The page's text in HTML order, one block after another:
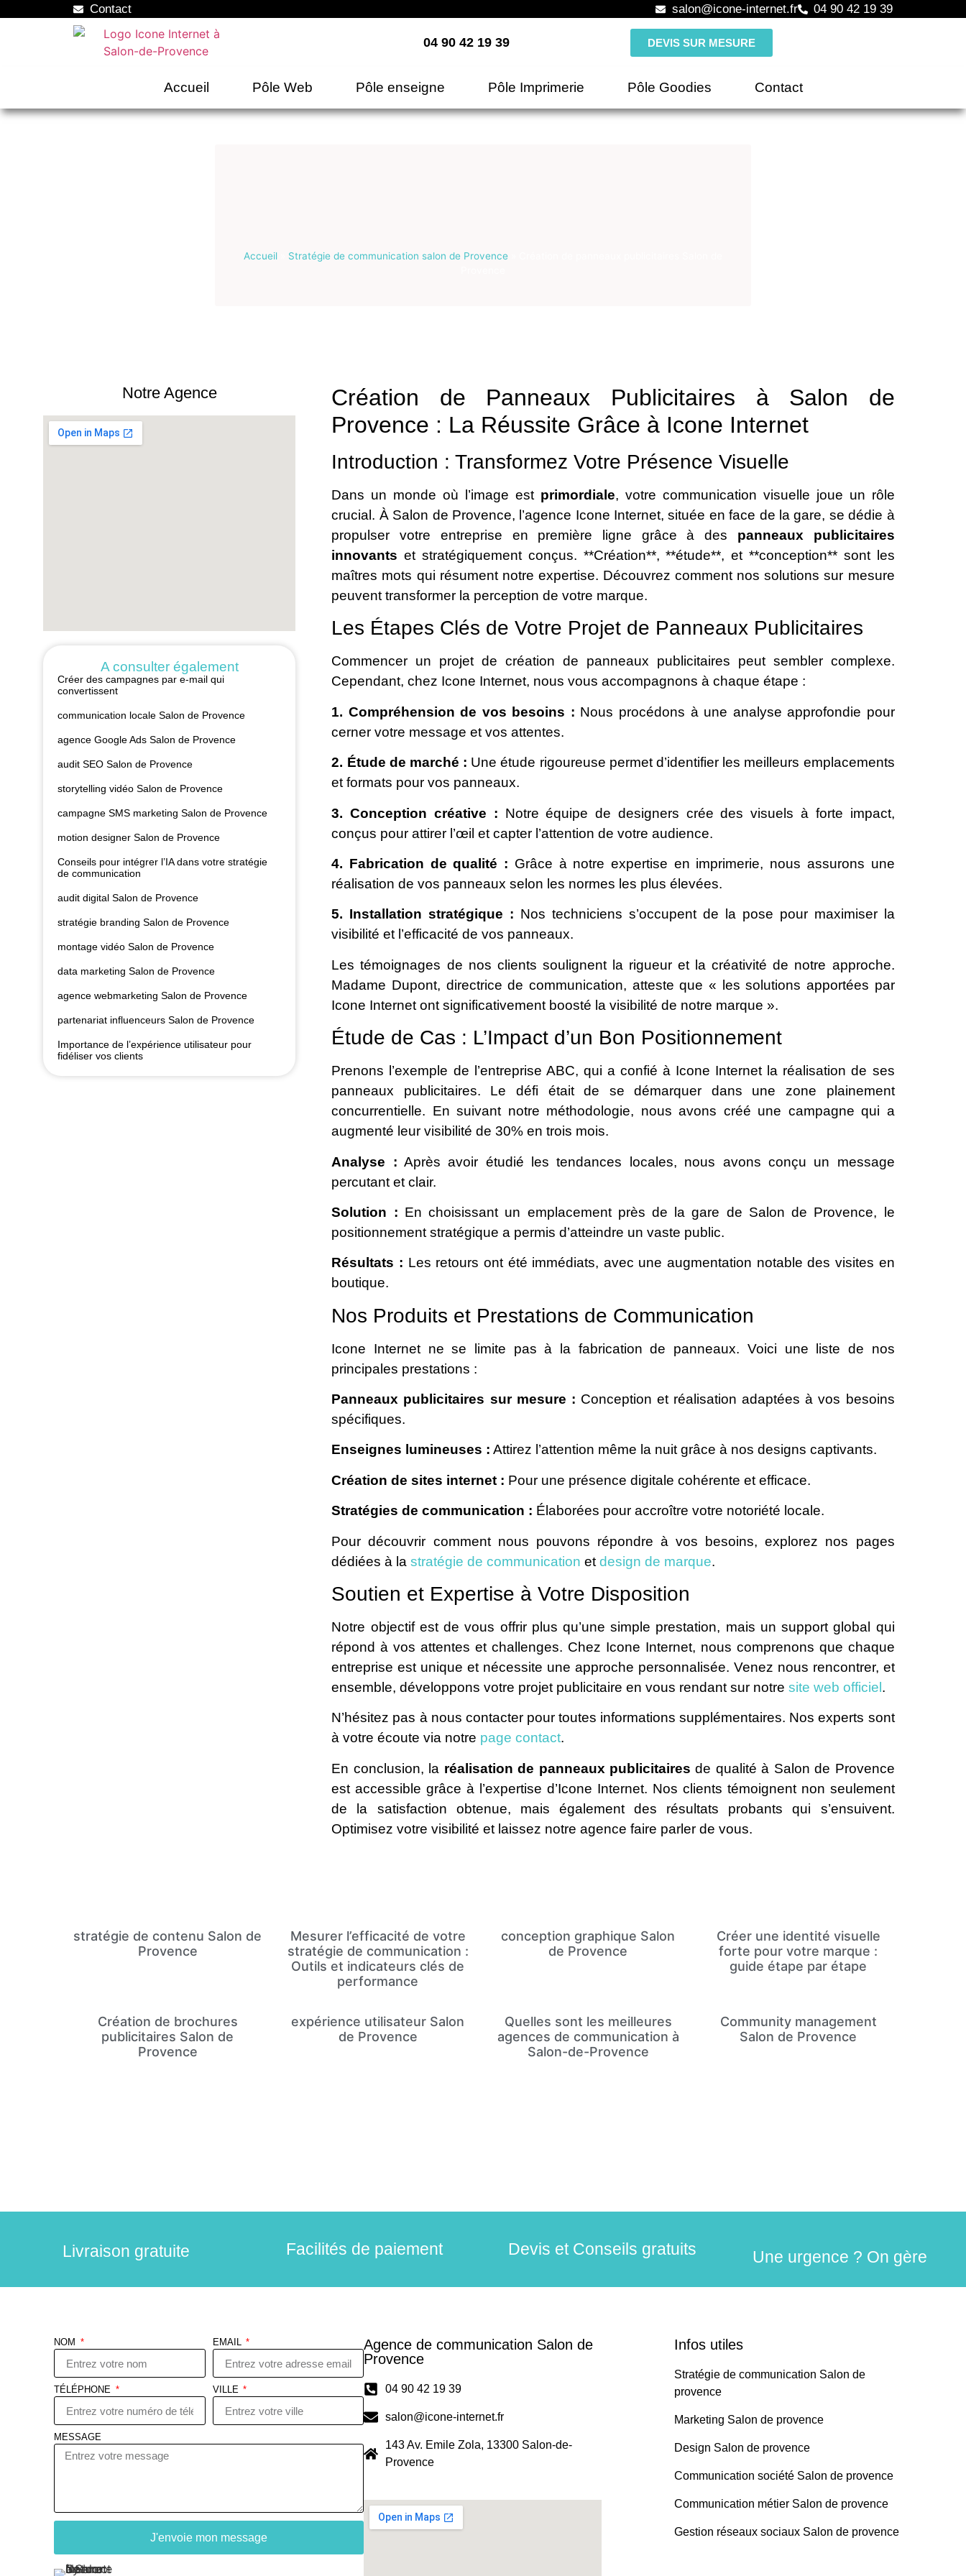
Contact salon@icone-internet.fr 04 90 42 19 39
04 90 42 19 39 DEVIS SUR MESURE
Accueil Pôle Web Pôle enseigne Pôle Imprimerie Pôle Goodies Contact
Accueil Stratégie de communication salon de Provence
Notre Agence
A consulter également
Créer des campagnes par e-mail qui
convertissent
communication locale Salon de Provence
agence Google Ads Salon de Provence
audit SEO Salon de Provence
storytelling vidéo Salon de Provence
campagne SMS marketing Salon de Provence
motion designer Salon de Provence
Conseils pour intégrer l’IA dans votre stratégie
de communication
audit digital Salon de Provence
stratégie branding Salon de Provence
montage vidéo Salon de Provence
data marketing Salon de Provence
agence webmarketing Salon de Provence
partenariat influenceurs Salon de Provence
Importance de l’expérience utilisateur pour
fidéliser vos clients
Création de Panneaux Publicitaires à Salon de
Provence : La Réussite Grâce à Icone Internet
Introduction : Transformez Votre Présence Visuelle
Dans un monde où l’image est primordiale, votre communication visuelle joue un rôle
crucial. À Salon de Provence, l’agence Icone Internet, située en face de la gare, se dédie à
propulser votre entreprise en première ligne grâce à des panneaux publicitaires
innovants et stratégiquement conçus. **Création**, **étude**, et **conception** sont les
maîtres mots qui résument notre expertise. Découvrez comment nos solutions sur mesure
peuvent transformer la perception de votre marque.
Les Étapes Clés de Votre Projet de Panneaux Publicitaires
Commencer un projet de création de panneaux publicitaires peut sembler complexe.
Cependant, chez Icone Internet, nous vous accompagnons à chaque étape :
1. Compréhension de vos besoins : Nous procédons à une analyse approfondie pour
cerner votre message et vos attentes.
2. Étude de marché : Une étude rigoureuse permet d’identifier les meilleurs emplacements
et formats pour vos panneaux.
3. Conception créative : Notre équipe de designers crée des visuels à forte impact,
conçus pour attirer l’œil et capter l’attention de votre audience.
4. Fabrication de qualité : Grâce à notre expertise en imprimerie, nous assurons une
réalisation de vos panneaux selon les normes les plus élevées.
5. Installation stratégique : Nos techniciens s’occupent de la pose pour maximiser la
visibilité et l’efficacité de vos panneaux.
Les témoignages de nos clients soulignent la rigueur et la créativité de notre approche.
Madame Dupont, directrice de communication, atteste que « les solutions apportées par
Icone Internet ont significativement boosté la visibilité de notre marque ».
Étude de Cas : L’Impact d’un Bon Positionnement
Prenons l’exemple de l’entreprise ABC, qui a confié à Icone Internet la réalisation de ses
panneaux publicitaires. Le défi était de se démarquer dans une zone plainement
concurrentielle. En suivant notre méthodologie, nous avons créé une campagne qui a
augmenté leur visibilité de 30% en trois mois.
Analyse : Après avoir étudié les tendances locales, nous avons conçu un message
percutant et clair.
Solution : En choisissant un emplacement près de la gare de Salon de Provence, le
positionnement stratégique a permis d’atteindre un vaste public.
Résultats : Les retours ont été immédiats, avec une augmentation notable des visites en
boutique.
Nos Produits et Prestations de Communication
Icone Internet ne se limite pas à la fabrication de panneaux. Voici une liste de nos
principales prestations :
Panneaux publicitaires sur mesure : Conception et réalisation adaptées à vos besoins
spécifiques.
Enseignes lumineuses : Attirez l’attention même la nuit grâce à nos designs captivants.
Création de sites internet : Pour une présence digitale cohérente et efficace.
Stratégies de communication : Élaborées pour accroître votre notoriété locale.
Pour découvrir comment nous pouvons répondre à vos besoins, explorez nos pages
dédiées à lastratégie de communication etdesign de marque.
Soutien et Expertise à Votre Disposition
Notre objectif est de vous offrir plus qu’une simple prestation, mais un support global qui
répond à vos attentes et challenges. Chez Icone Internet, nous comprenons que chaque
entreprise est unique et nécessite une approche personnalisée. Venez nous rencontrer, et
ensemble, développons votre projet publicitaire en vous rendant sur notresite web officiel .
N’hésitez pas à nous contacter pour toutes informations supplémentaires. Nos experts sont
à votre écoute via notre page contact.
En conclusion, la réalisation de panneaux publicitaires de qualité à Salon de Provence
est accessible grâce à l’expertise d’Icone Internet. Nos clients témoignent non seulement
de la satisfaction obtenue, mais également des résultats probants qui s’ensuivent.
Optimisez votre visibilité et laissez notre agence faire parler de vous.
stratégie de contenu Salon de
Provence
Mesurer l’efficacité de votre
stratégie de communication :
Outils et indicateurs clés de
performance
conception graphique Salon
de Provence
Créer une identité visuelle
forte pour votre marque :
guide étape par étape
Création de brochures
publicitaires Salon de
Provence
expérience utilisateur Salon
de Provence
Quelles sont les meilleures
agences de communication à
Salon-de-Provence
Community management
Salon de Provence
Livraison gratuite Facilités de paiement Devis et Conseils gratuits Une urgence ? On gère
NOM EMAIL
TÉLÉPHONE VILLE
MESSAGE
J'envoie mon message
Agence de communication Salon de
Provence
04 90 42 19 39
salon@icone-internet.fr
143 Av. Emile Zola, 13300 Salon-de-
Provence
Infos utiles
Stratégie de communication Salon de
provence
Marketing Salon de provence
Design Salon de provence
Communication société Salon de provence
Communication métier Salon de provence
Gestion réseaux sociaux Salon de provence